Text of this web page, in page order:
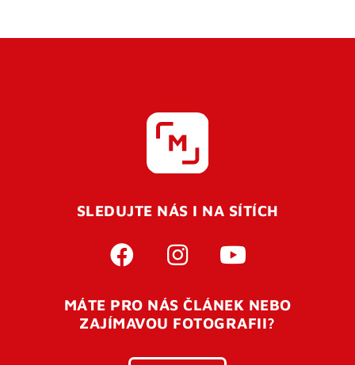
SLEDUJTE NÁS I NA SÍTÍCH
MÁTE PRO NÁS ČLÁNEK NEBO
ZAJÍMAVOU FOTOGRAFII?